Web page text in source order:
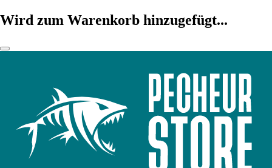
Wird zum Warenkorb hinzugefügt...